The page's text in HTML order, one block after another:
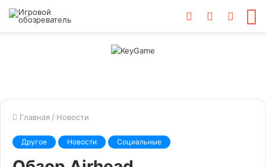
Switch
Войти
Главная / Новости
Другое Новости Социальные